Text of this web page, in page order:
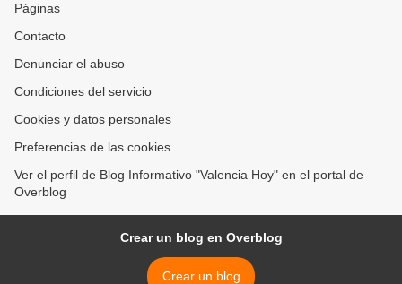
Páginas
Contacto
Denunciar el abuso
Condiciones del servicio
Cookies y datos personales
Preferencias de las cookies
Ver el perfil de Blog Informativo "Valencia Hoy" en el portal de
Overblog
Crear un blog en Overblog
Crear un blog